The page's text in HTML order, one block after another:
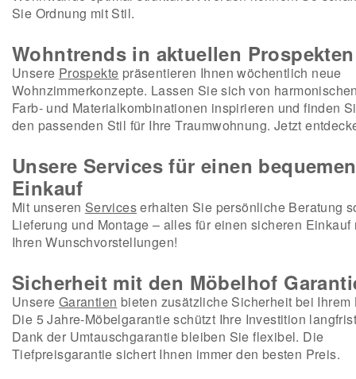
Sie Ordnung mit Stil.
Wohntrends in aktuellen Prospekten
Unsere Prospekte präsentieren Ihnen wöchentlich neue
Wohnzimmerkonzepte. Lassen Sie sich von
Farb- und Materialkombinationen inspirieren und finden
den passenden Stil für Ihre Traumwohnung. Jetzt
Unsere Services für einen bequemen
Einkauf
Mit unseren Serviceserhalten Sie persönliche Beratung
Lieferung und Montage – alles für einen sicheren Einkauf
Ihren Wunschvorstellungen!
Sicherheit mit den Möbelhof
Unsere Garantien bieten zusätzliche Sicherheit bei Ihrem
Die 5 Jahre-Möbelgarantie schützt Ihre Investition
Dank der Umtauschgarantie bleiben Sie flexibel. Die
Tiefpreisgarantie sichert Ihnen immer den besten Preis.